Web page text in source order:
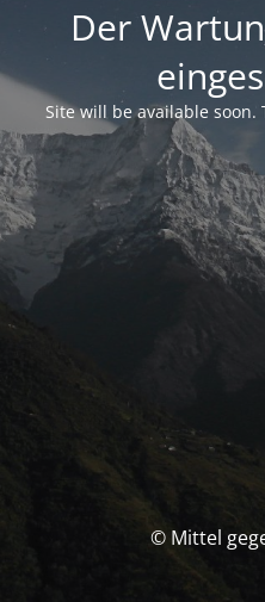
Der
Site will be available soon.
© Mittel